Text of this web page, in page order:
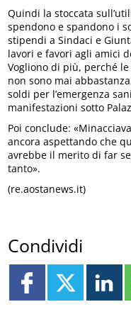
Quindi la stoccata
spendono e spandono i
stipendi a Sindaci e
lavori e favori agli amici
Vogliono di più, perché
non sono mai
soldi per l’emergenza
manifestazioni sotto
Poi conclude:
ancora aspettando che
avrebbe il merito di far
tanto».
(re.aostanews.it)
Condividi